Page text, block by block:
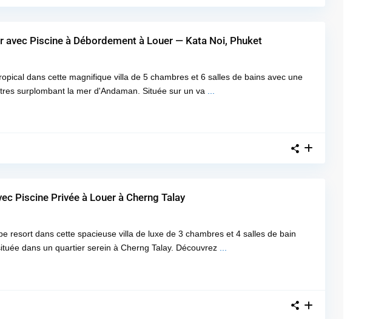
avec Piscine à Débordement à Louer — Kata Noi, Phuket
dans cette magnifique villa de 5 chambres et 6 salles de bains avec une
surplombant la mer d'Andaman. Située sur un va
Piscine Privée à Louer à Cherng Talay
resort dans cette spacieuse villa de luxe de 3 chambres et 4 salles de bain
dans un quartier serein à Cherng Talay. Découvrez ...